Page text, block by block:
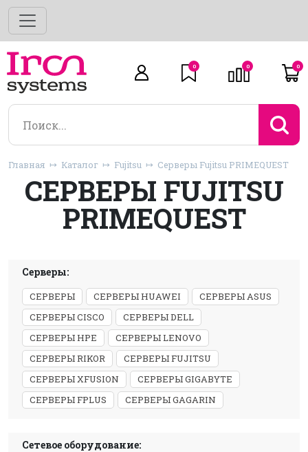
0 0 0
Главная Каталог Fujitsu Серверы Fujitsu PRIMEQUEST
СЕРВЕРЫ FUJITSU
PRIMEQUEST
Серверы:
СЕРВЕРЫ СЕРВЕРЫ HUAWEI
СЕРВЕРЫ ASUS
СЕРВЕРЫ CISCO
СЕРВЕРЫ DELL
СЕРВЕРЫ HPE
СЕРВЕРЫ LENOVO
СЕРВЕРЫ RIKOR
СЕРВЕРЫ FUJITSU
СЕРВЕРЫ XFUSION
СЕРВЕРЫ GIGABYTE
СЕРВЕРЫ FPLUS
СЕРВЕРЫ GAGARIN
Сетевое оборудование: